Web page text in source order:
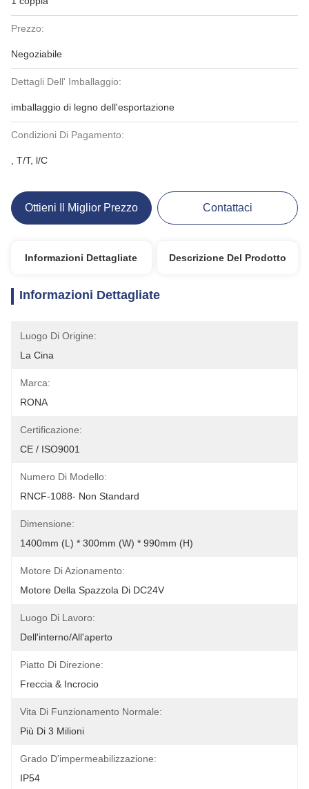
Prezzo:
Negoziabile
Dettagli Dell' Imballaggio:
imballaggio di legno dell'esportazione
Condizioni Di Pagamento:
, T/T, l/C
Ottieni Il Miglior Prezzo Contattaci
Informazioni Dettagliate Descrizione Del Prodotto
Informazioni Dettagliate
Luogo Di Origine:
La Cina
Marca:
RONA
Certificazione:
CE / ISO9001
Numero Di Modello:
RNCF-1088- Non Standard
Dimensione:
1400mm (l) * 300mm (w) * 990mm (H)
Motore Di Azionamento:
Motore Della Spazzola Di DC24V
Luogo Di Lavoro:
Dell'interno/all'aperto
Piatto Di Direzione:
Freccia & Incrocio
Vita Di Funzionamento Normale:
Più Di 3 Milioni
Grado D'impermeabilizzazione:
IP54